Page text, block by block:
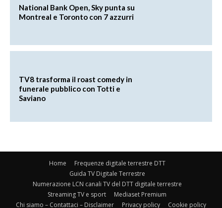
National Bank Open, Sky punta su
Montreal e Toronto con 7 azzurri
TV8 trasforma il roast comedy in
funerale pubblico con Totti e
Saviano
Home
Frequenze digitale terrestre DTT
Guida TV Digitale Terrestre
Numerazione LCN canali TV del DTT digitale terrestre
Streaming TV e sport
Mediaset Premium
Chi siamo – Contattaci – Disclaimer
Privacy policy Cookie policy